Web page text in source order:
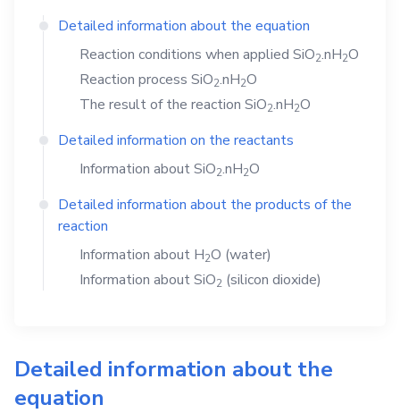
Detailed information about the equation
Reaction conditions when applied SiO2.nH2O
Reaction process SiO2.nH2O
The result of the reaction SiO2.nH2O
Detailed information on the reactants
Information aboutSiO2.nH2O
Detailed information about the products of the
reaction
Information about H2O (water)
Information aboutSiO2 (silicon dioxide)
Detailed information about the
equation